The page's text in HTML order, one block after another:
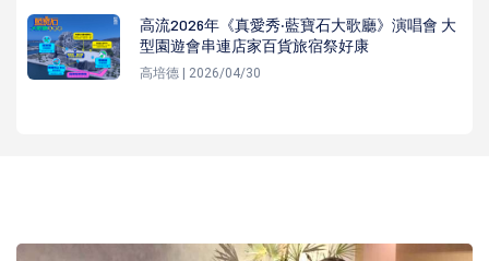
高流2026年《真愛秀‧藍寶石大歌廳》演唱會 大
型園遊會串連店家百貨旅宿祭好康
高培德 | 2026/04/30